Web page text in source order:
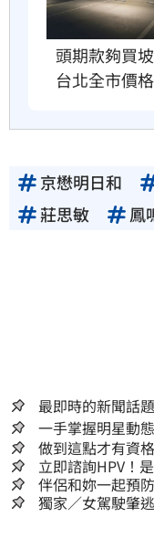
頭期款夠買
台北全市價格
京懋明日和
莊思敏
鳳
最即時的新聞話
做到這點才有資
立即諮詢HPV！
嫌晚！
伴侶和妳一起預
獨家／女駕駛肇